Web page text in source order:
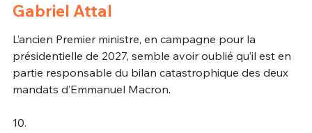
Gabriel Attal
L’ancien Premier ministre, en campagne pour la
présidentielle de 2027, semble avoir oublié qu’il est en
partie responsable du bilan catastrophique des deux
mandats d’Emmanuel Macron.
10.